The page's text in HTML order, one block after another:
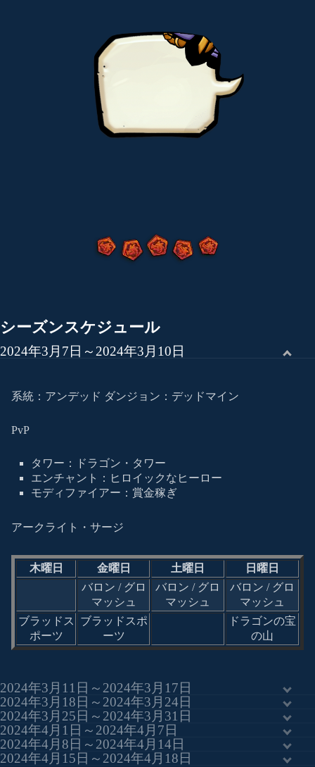
シーズンスケジュール
2024年3月7日～2024年3月10日
系統：アンデッド ダンジョン：デッドマイン
PvP
タワー：ドラゴン・タワー
エンチャント：ヒロイックなヒーロー
モディファイアー：賞金稼ぎ
アークライト・サージ
木曜日 金曜日 土曜日
日曜日
バロン / グロ
マッシュ
バロン / グロ
マッシュ
バロン / グロ
マッシュ
ブラッドス
ポーツ
ブラッドスポ
ーツ
ドラゴンの宝
の山
2024年3月11日～2024年3月17日
2024年3月18日～2024年3月24日
2024年3月25日～2024年3月31日
2024年4月1日～2024年4月7日
2024年4月8日～2024年4月14日
2024年4月15日～2024年4月18日